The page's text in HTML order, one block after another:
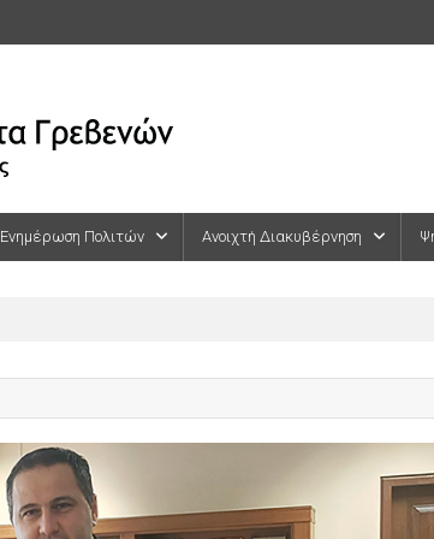
Ενημέρωση Πολιτών Ανοιχτή Διακυβέρνηση